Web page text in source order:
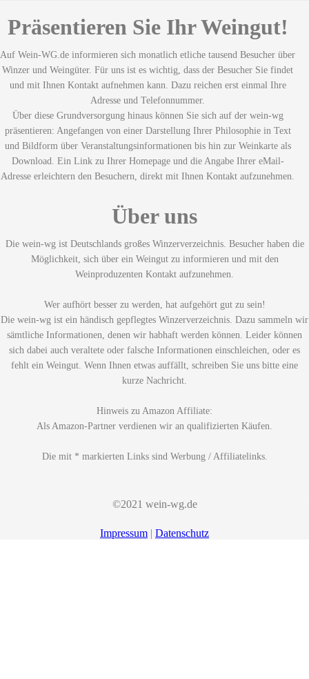
Präsentieren Sie Ihr Weingut!
Auf Wein-WG.de informieren sich monatlich etliche tausend Besucher über
Winzer und Weingüter. Für uns ist es wichtig, dass der Besucher Sie findet
und mit Ihnen Kontakt aufnehmen kann. Dazu reichen erst einmal Ihre
Adresse und Telefonnummer.
Über diese Grundversorgung hinaus können Sie sich auf der wein-wg
präsentieren: Angefangen von einer Darstellung Ihrer Philosophie in Text
und Bildform über Veranstaltungsinformationen bis hin zur Weinkarte als
Download. Ein Link zu Ihrer Homepage und die Angabe Ihrer eMail-
Adresse erleichtern den Besuchern, direkt mit Ihnen Kontakt aufzunehmen.
Über uns
Die wein-wg ist Deutschlands großes Winzerverzeichnis. Besucher haben die
Möglichkeit, sich über ein Weingut zu informieren und mit den
Weinproduzenten Kontakt aufzunehmen.
Wer aufhört besser zu werden, hat aufgehört gut zu sein!
Die wein-wg ist ein händisch gepflegtes Winzerverzeichnis. Dazu sammeln wir
sämtliche Informationen, denen wir habhaft werden können. Leider können
sich dabei auch veraltete oder falsche Informationen einschleichen, oder es
fehlt ein Weingut. Wenn Ihnen etwas auffällt, schreiben Sie uns bitte eine
kurze Nachricht.
Hinweis zu Amazon Affiliate:
Als Amazon-Partner verdienen wir an qualifizierten Käufen.
Die mit * markierten Links sind Werbung / Affiliatelinks.
©2021 wein-wg.de
Impressum | Datenschutz